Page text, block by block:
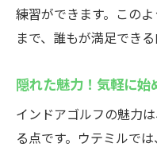
練習ができます。この
まで、誰もが満足できる
隠れた魅力！気軽に始
インドアゴルフの魅力
る点です。ウテミルで